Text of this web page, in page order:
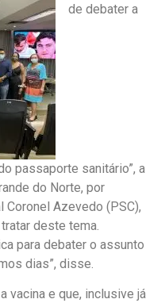
de debater a
passaporte sanitário”, a
do Norte, por
Azevedo (PSC),
deste tema.
para debater o assunto
dias”, disse.
vacina e que, inclusive já